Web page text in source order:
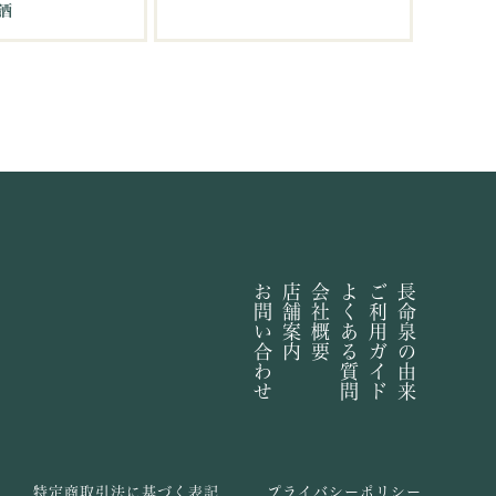
長命泉の由来
ご利用ガイド
よくある質問
会社概要
店舗案内
お問い合わせ
特定商取引法に基づく表記 プライバシーポリシー